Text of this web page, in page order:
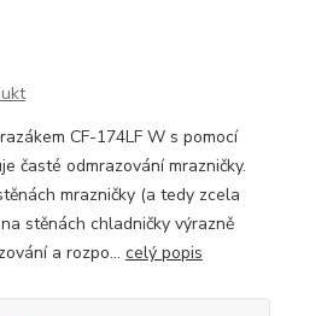
CF-174LF W s pomocí
časté odmrazování mrazničky.
mrazničky (a tedy zcela
stěnách chladničky výrazně
a rozpo... celý popis